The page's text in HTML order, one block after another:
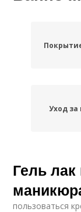
Уход за
Ногти
Гель
пользоваться